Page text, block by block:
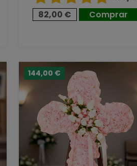
82,00 €
Comprar
144,00 €